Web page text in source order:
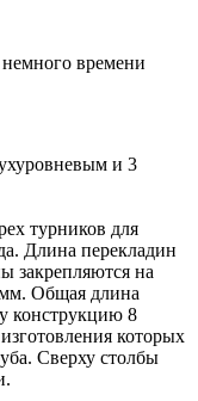
времени
и 3
турников для
Длина перекладин
закрепляются на
Общая длина
конструкцию 8
которых
Сверху столбы